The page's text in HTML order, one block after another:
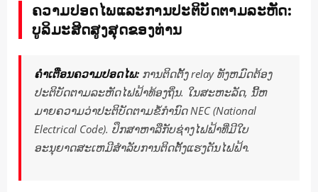
ຄວາມປອດໄພແລະການປະຕິບັດຕາມລະຫັດ:
ບູລິມະສິດສູງສຸດຂອງທ່ານ
ຄຳເຕືອນຄວາມປອດໄພ: ການຕິດຕັ້ງ relay ທັງຫມົດຕ້ອງ
ປະຕິບັດຕາມລະຫັດໄຟຟ້າທ້ອງຖິ່ນ. ໃນສະຫະລັດ, ນີ້ຫ
ມາຍຄວາມວ່າປະຕິບັດຕາມຂໍ້ກໍານົດ NEC (National
Electrical Code). ປຶກສາຫາລືກັບຊ່າງໄຟຟ້າທີ່ມີໃບ
ອະນຸຍາດສະເຫມີສໍາລັບການຕິດຕັ້ງແຮງດັນໄຟຟ້າ.